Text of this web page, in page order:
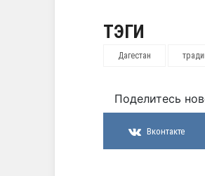
ТЭГИ
Дагестан
Поделитесь
Вконтакте